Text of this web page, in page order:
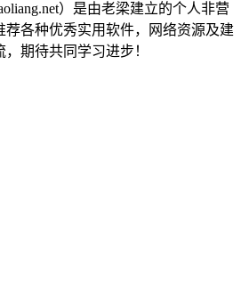
）是由老梁建立的个人非营
荐各种优秀实用软件，网络资源及建
期待共同学习进步！